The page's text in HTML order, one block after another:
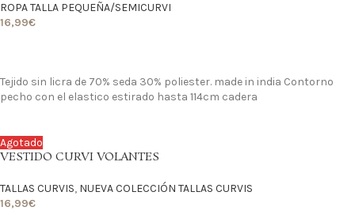
ROPA TALLA PEQUEÑA/SEMICURVI
16,99€
Tejido sin licra de 70% seda 30% poliester. made in india Contorno
pecho con el elastico estirado hasta 114cm cadera
Agotado
VESTIDO CURVI VOLANTES
TALLAS CURVIS, NUEVA COLECCIÓN TALLAS CURVIS
16,99€